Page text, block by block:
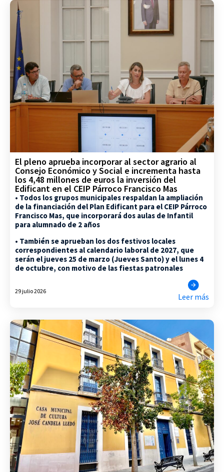
El pleno aprueba incorporar al sector agrario al
Consejo Económico y Social e incrementa hasta
los 4,48 millones de euros la inversión del
Edificant en el CEIP Párroco Francisco Mas
• Todos los grupos municipales respaldan la ampliación
de la financiación del Plan Edificant para el CEIP Párroco
Francisco Mas, que incorporará dos aulas de Infantil
para alumnado de 2 años
• También se aprueban los dos festivos locales
correspondientes al calendario laboral de 2027, que
serán el jueves 25 de marzo (Jueves Santo) y el lunes 4
de octubre, con motivo de las fiestas patronales
29 julio 2026
Leer más